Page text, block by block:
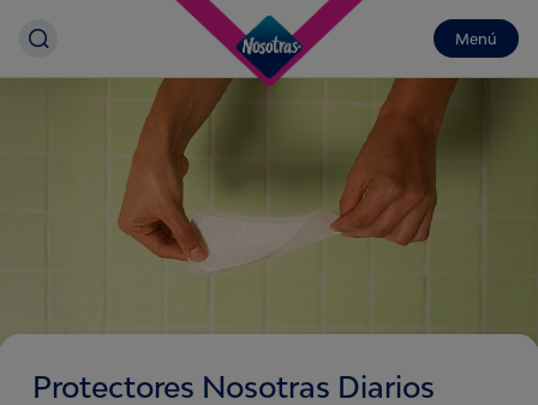
Menú
Protectores Nosotras Diarios